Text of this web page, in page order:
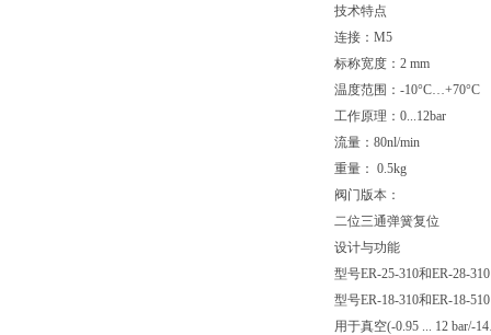
技术特点
连接：M5
标称宽度：2 mm
温度范围：-10°C…+70°C
工作原理：0...12bar
流量：80nl/min
重量： 0.5kg
阀门版本：
二位三通弹簧复位
设计与功能
型号ER-25-310和ER-28-
型号ER-18-310和ER-18-
用于真空(-0.95 ... 12 bar/-